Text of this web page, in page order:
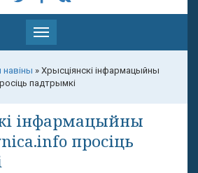
Паказаць
меню
навіны » Хрысціянскі інфармацыйны
падтрымкі
інфармацыйны
просіць